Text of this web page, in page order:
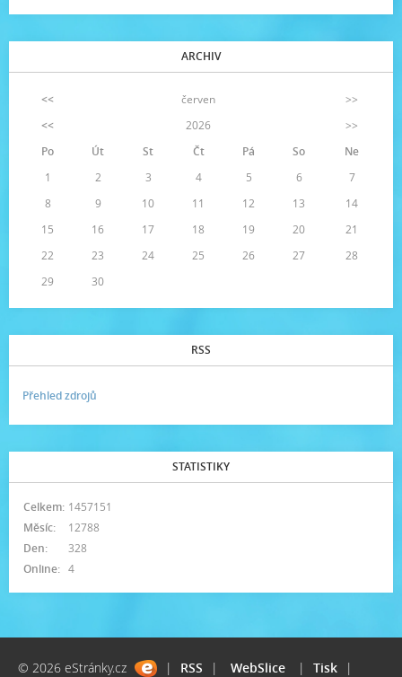
ARCHIV
<< červen
>>
<<
2026
>>
Po
Út St Čt Pá So
Ne
1
2 3 4 5 6
7
8
9 10 11 12 13
14
15
16 17 18 19 20
21
22
23 24 25 26 27
28
29
30
RSS
Přehled zdrojů
STATISTIKY
Online: 4
Celkem: 1457151
Měsíc:
12788
Den:
328
© 2026 eStránky.cz | RSS | WebSlice | Tisk |